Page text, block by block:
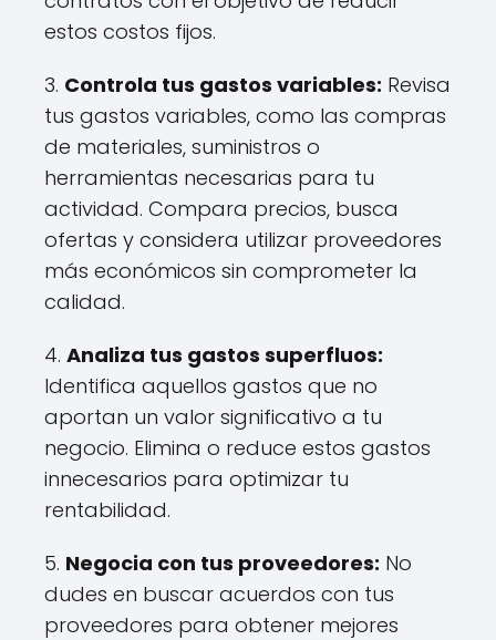
estos costos fijos.
3. Controla tus gastos variables: Revisa
tus gastos variables, como las compras
de materiales, suministros o
herramientas necesarias para tu
actividad. Compara precios, busca
ofertas y considera utilizar proveedores
más económicos sin comprometer la
calidad.
4. Analiza tus gastos superfluos:
Identifica aquellos gastos que no
aportan un valor significativo a tu
negocio. Elimina o reduce estos gastos
innecesarios para optimizar tu
rentabilidad.
5. Negocia con tus proveedores: No
dudes en buscar acuerdos con tus
proveedores para obtener mejores